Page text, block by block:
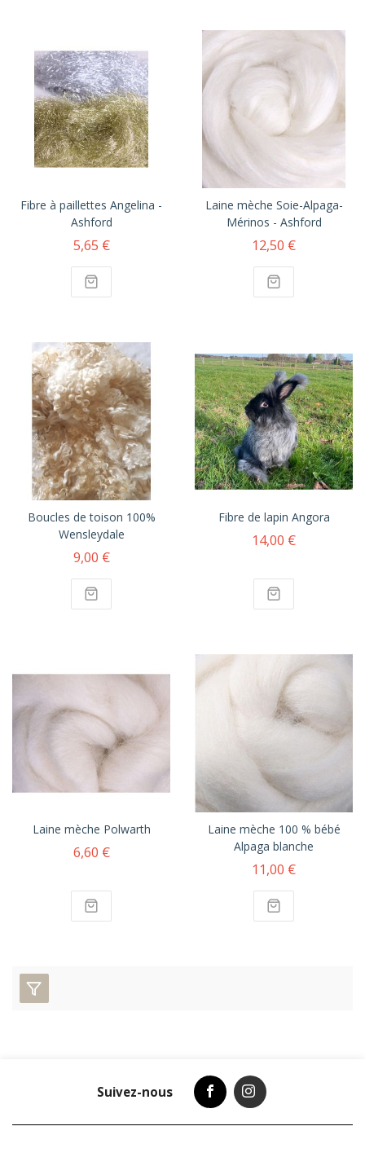
Fibre à paillettes Angelina -
Ashford
5,65 €
Laine mèche Soie-Alpaga-
Mérinos - Ashford
12,50 €
Boucles de toison 100%
Wensleydale
9,00 €
Fibre de lapin Angora
14,00 €
Laine mèche Polwarth
6,60 €
Laine mèche 100 % bébé
Alpaga blanche
11,00 €
Suivez-nous